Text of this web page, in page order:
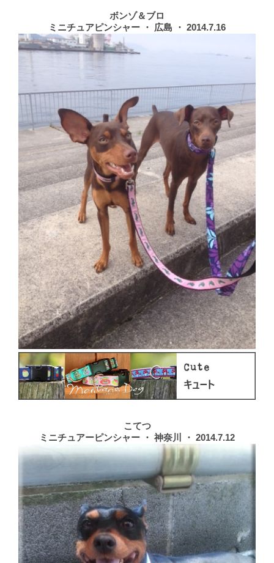
ボンゾ＆ブロ
ミニチュアピンシャー ・ 広島 ・ 2014.7.16
こてつ
ミニチュアーピンシャー ・ 神奈川 ・ 2014.7.12